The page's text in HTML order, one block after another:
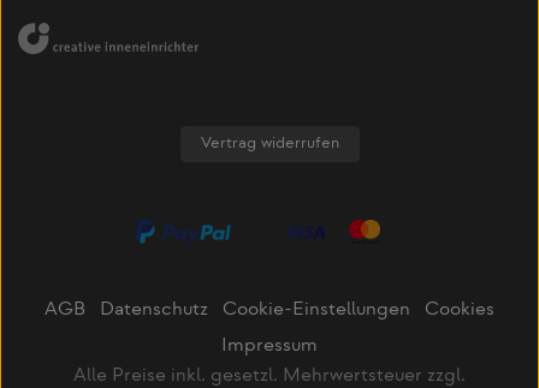
Vertrag widerrufen
AGB Datenschutz Cookie-Einstellungen
Cookies
Impressum
Alle Preise inkl. gesetzl. Mehrwertsteuer zzgl.